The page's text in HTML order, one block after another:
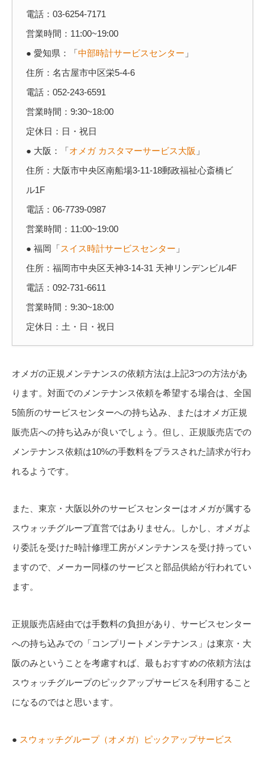
電話：03-6254-7171
営業時間：11:00~19:00
● 愛知県：「中部時計サービスセンター 」
住所：名古屋市中区栄5-4-6
電話：052-243-6591
営業時間：9:30~18:00
定休日：日・祝日
● 大阪：「オメガ カスタマーサービス大阪 」
住所：大阪市中央区南船場3-11-18郵政福祉心斎橋ビ
ル1F
電話：06-7739-0987
営業時間：11:00~19:00
● 福岡「スイス時計サービスセンター 」
住所：福岡市中央区天神3-14-31 天神リンデンビル4F
電話：092-731-6611
営業時間：9:30~18:00
定休日：土・日・祝日
オメガの正規メンテナンスの依頼方法は上記3つの方法があ
ります。対面でのメンテナンス依頼を希望する場合は、全国
5箇所のサービスセンターへの持ち込み、またはオメガ正規
販売店への持ち込みが良いでしょう。但し、正規販売店での
メンテナンス依頼は10%の手数料をプラスされた請求が行わ
れるようです。
また、東京・大阪以外のサービスセンターはオメガが属する
スウォッチグループ直営ではありません。しかし、オメガよ
り委託を受けた時計修理工房がメンテナンスを受け持ってい
ますので、メーカー同様のサービスと部品供給が行われてい
ます。
正規販売店経由では手数料の負担があり、サービスセンター
への持ち込みでの「コンプリートメンテナンス」は東京・大
阪のみということを考慮すれば、最もおすすめの依頼方法は
スウォッチグループのピックアップサービスを利用すること
になるのではと思います。
● スウォッチグループ（オメガ）ピックアップサービス